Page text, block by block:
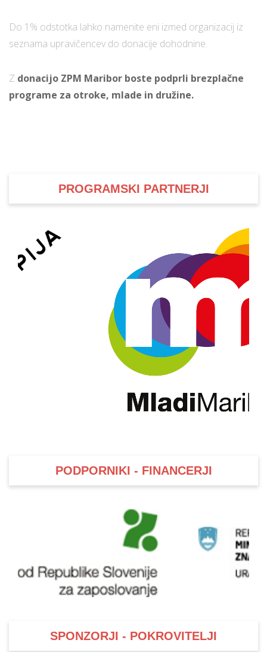
Do 1% odstotka lahko namenite eni izmed organizacij iz
seznama upravičencev do donacije dohodnine.
Z donacijo ZPM Maribor boste podprli brezplačne
programe za otroke, mlade in družine.
PROGRAMSKI PARTNERJI
PODPORNIKI - FINANCERJI
SPONZORJI - POKROVITELJI